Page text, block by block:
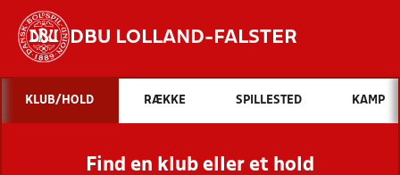
DBU LOLLAND-FALSTER
Hvad vil du søge efter?
INDHOLD OG NYHEDER
STILLINGER, RESULTATER, KLUBBER OG
KLUB/HOLD RÆKKE SPILLESTED KAMP
Find en klub eller et hold